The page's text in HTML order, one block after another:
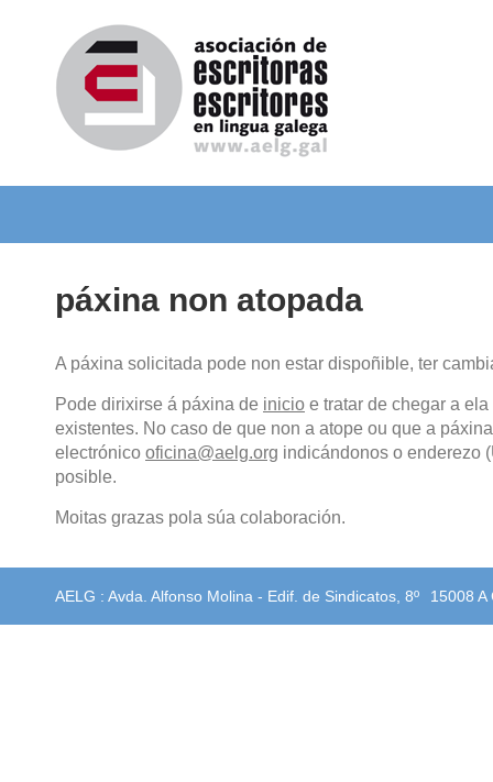
páxina non atopada
A páxina solicitada pode non estar dispoñible, ter
Pode dirixirse á páxina de inicio e tratar de chegar a
existentes. No caso de que non a atope ou que a
electrónico oficina@aelg.org indicándonos o enderezo
posible.
Moitas grazas pola súa colaboración.
AELG : Avda. Alfonso Molina - Edif. de Sindicatos, 8º 15008